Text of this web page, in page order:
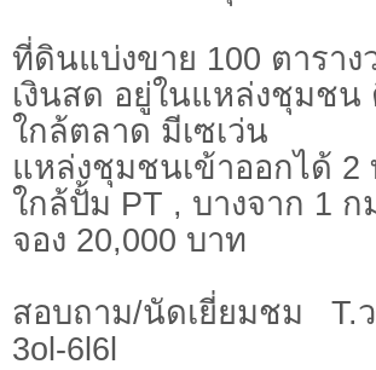
ที่ดินแบ่งขาย 100 ตาราง
เงินสด อยู่ในแหล่งชุมชน
ใกล้ตลาด มีเซเว่น
แหล่งชุมชนเข้าออกได้ 2
ใกล้ปั้ม PT , บางจาก 1 ก
จอง 20,000 บาท
สอบถาม/นัดเยี่ยมชม T.
3ol-6l6l